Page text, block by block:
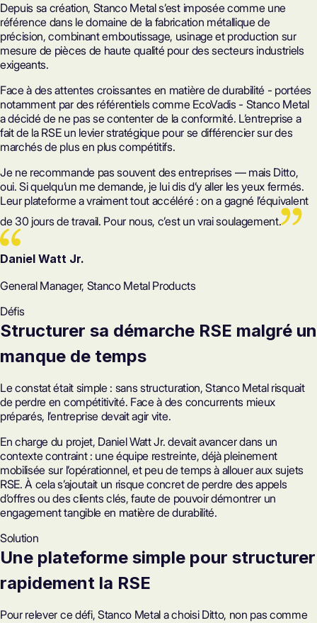
Depuis sa création, Stanco Metal s’est imposée comme une
référence dans le domaine de la fabrication métallique de
précision, combinant emboutissage, usinage et production sur
mesure de pièces de haute qualité pour des secteurs industriels
exigeants.
Face à des attentes croissantes en matière de durabilité - portées
notamment par des référentiels comme EcoVadis- Stanco Metal
a décidé de ne pas se contenter de la conformité. L’entreprise a
fait de la RSE un levier stratégique pour se différencier sur des
marchés de plus en plus compétitifs.
Je ne recommande pas souvent des entreprises — mais Ditto,
oui. Si quelqu’un me demande, je lui dis d’y aller les yeux fermés.
Leur plateforme a vraiment tout accéléré : on a gagné l’équivalent
de 30 jours de travail. Pour nous, c’est un vrai soulagement.
Daniel Watt Jr.
General Manager, Stanco Metal Products
Défis
Structurer sa démarche RSE malgré un
manque de temps
Le constat était simple : sans structuration, Stanco Metal risquait
de perdre en compétitivité. Face à des concurrents mieux
préparés, l’entreprise devait agir vite.
En charge du projet, Daniel Watt Jr. devait avancer dans un
contexte contraint : une équipe restreinte, déjà pleinement
mobilisée sur l’opérationnel, et peu de temps à allouer aux sujets
RSE. À cela s’ajoutait un risque concret de perdre des appels
d’offres ou des clients clés, faute de pouvoir démontrer un
engagement tangible en matière de durabilité.
Solution
Une plateforme simple pour structurer
rapidement la RSE
Pour relever ce défi, Stanco Metal a choisi Ditto, non pas comme